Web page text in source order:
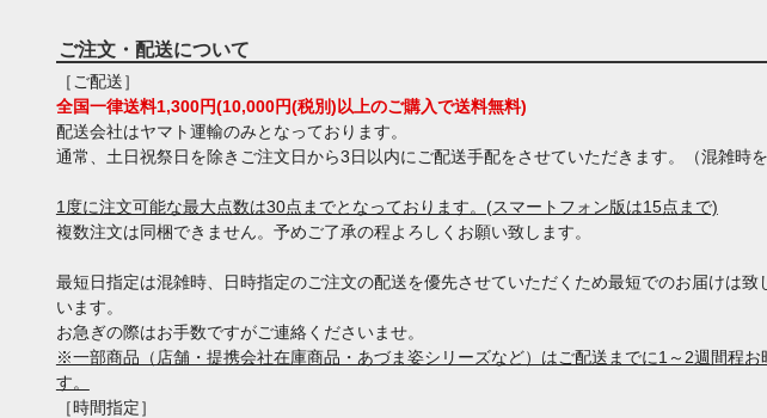
ご注文・配送について
［ご配送］
全国一律送料1,300円(10,000円(税別)以上のご購入で送料無料)
配送会社はヤマト運輸のみとなっております。
通常、土日祝祭日を除きご注文日から3日以内にご配送手配をさせていただきます。（混雑時を
1度に注文可能な最大点数は30点までとなっております。(スマートフォン版は15点まで)
複数注文は同梱できません。予めご了承の程よろしくお願い致します。
最短日指定は混雑時、日時指定のご注文の配送を優先させていただくため最短でのお届けは致
います。
お急ぎの際はお手数ですがご連絡くださいませ。
※一部商品（店舗・提携会社在庫商品・あづま姿シリーズなど）はご配送までに1～2週間程お
す。
［時間指定］